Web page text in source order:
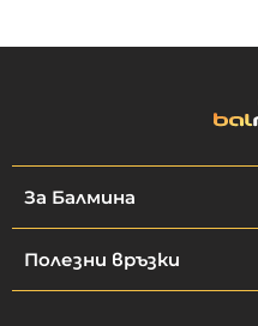
За Балмина
Полезни връзки